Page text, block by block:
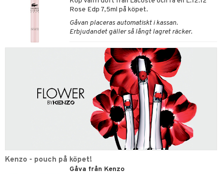
Rose Edp 7,5ml på köpet.
Gåvan placeras automatiskt i kassan.
Erbjudandet gäller så långt lagret räcker.
Kenzo - pouch på köpet!
Gåva från Kenzo